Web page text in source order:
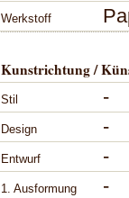
Werkstoff
Kunstrichtung /
Stil -
Design -
Entwurf -
1. Ausformung -